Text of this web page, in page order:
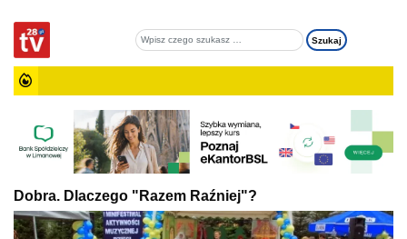
Dobra. Dlaczego "Razem Raźniej"?